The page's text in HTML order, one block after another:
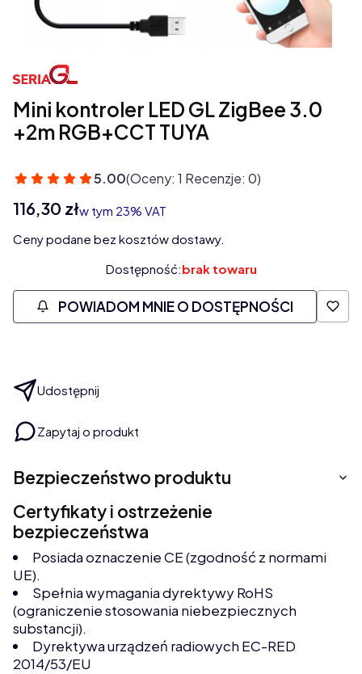
Mini kontroler LED GL ZigBee 3.0
+2m RGB+CCT TUYA
5.00(Oceny: 1 Recenzje: 0)
Cena
116,30 złw tym 23% VAT
w tym 23% VAT
Ceny podane bez kosztów dostawy.
Dostępność:brak towaru
POWIADOM MNIE O DOSTĘPNOŚCI
Udostępnij
Zapytaj o produkt
Bezpieczeństwo produktu
Certyfikaty i ostrzeżenie
bezpieczeństwa
Posiada oznaczenie CE (zgodność z normami
UE).
Spełnia wymagania dyrektywy RoHS
(ograniczenie stosowania niebezpiecznych
substancji).
Dyrektywa urządzeń radiowych EC-RED
2014/53/EU